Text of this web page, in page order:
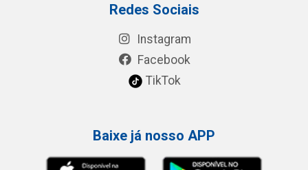
Redes Sociais
Instagram
Facebook
TikTok
Baixe já nosso APP